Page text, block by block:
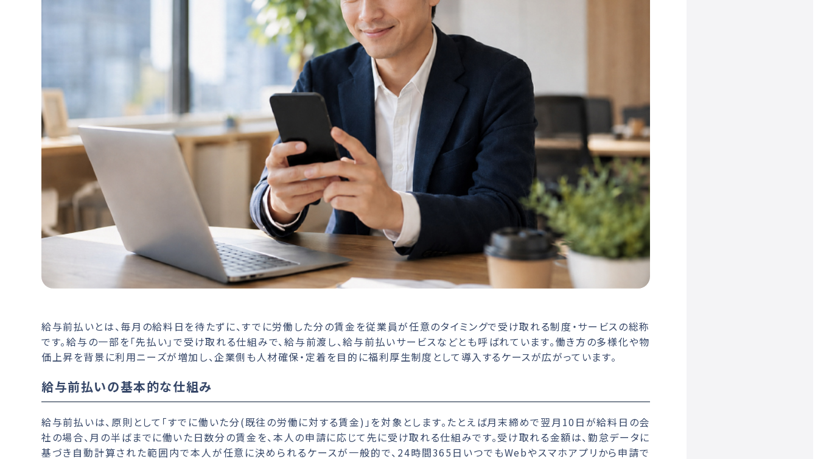
給与前払いとは、毎月の給料日を待たずに、すでに労働した分の賃金を従業員が任意のタイミングで受け取れる制度・サービスの総称
です。給与の一部を「先払い」で受け取れる仕組みで、給与前渡し、給与前払いサービスなどとも呼ばれています。働き方の多様化や物
価上昇を背景に利用ニーズが増加し、企業側も人材確保・定着を目的に福利厚生制度として導入するケースが広がっています。
給与前払いの基本的な仕組み
給与前払いは、原則として「すでに働いた分(既往の労働に対する賃金)」を対象とします。たとえば月末締めで翌月10日が給料日の会
社の場合、月の半ばまでに働いた日数分の賃金を、本人の申請に応じて先に受け取れる仕組みです。受け取れる金額は、勤怠データに
基づき自動計算された範囲内で本人が任意に決められるケースが一般的で、24時間365日いつでもWebやスマホアプリから申請で